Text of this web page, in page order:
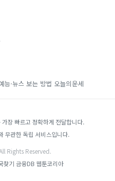
능·뉴스 보는 방법 오늘의운세
장 빠르고 정확하게 전달합니다.
무관한 독립 서비스입니다.
Rights Reserved.
찾기 금융DB 웹툰코리아